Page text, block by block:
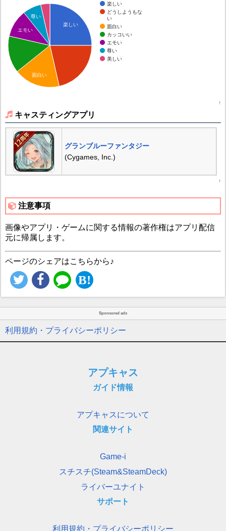
楽しい
どうしようもな
い
面白い
カッコいい
エモい
尊い
美しい
楽しい
尊い
エモい
面白い
↑
キャスティングアプリ
グランブルーファンタジー
(Cygames, Inc.)
↑
注意事項
画像やアプリ・ゲームに関する情報の著作権はアプリ配信
元に帰属します。
ページのシェアはこちらから♪
Sponsored ads
利用規約・プライバシーポリシー
アプキャス
ガイド情報
アプキャスについて
関連サイト
Game-i
スチスチ(Steam&SteamDeck)
ライバーユナイト
サポート
利用規約・プライバシーポリシー